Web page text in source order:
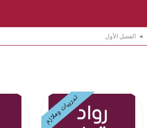
» الفصل الأول
تدريبات وملازم